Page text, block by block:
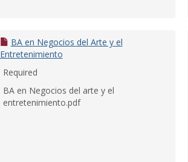
BA en Negocios del Arte y el
Entretenimiento
Required
BA en Negocios del arte y el
entretenimiento.pdf